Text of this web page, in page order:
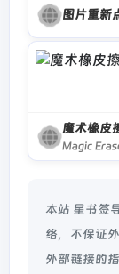
图片重新
魔术橡皮
本站 星书签
络，不保证
外部链接的